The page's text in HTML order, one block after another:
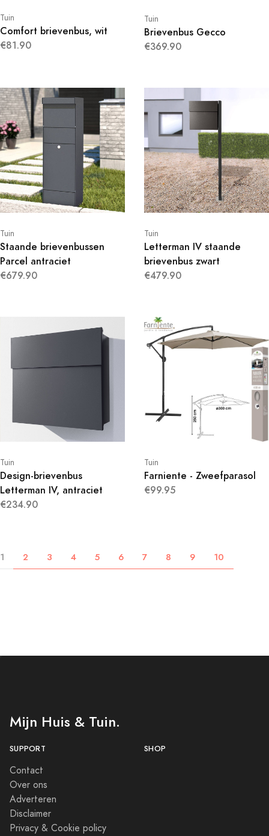
Tuin
Comfort brievenbus, wit
€81.90
Tuin
Brievenbus Gecco
€369.90
Tuin
Staande brievenbussen
Parcel antraciet
€679.90
Tuin
Letterman IV staande
brievenbus zwart
€479.90
Tuin
Design-brievenbus
Letterman IV, antraciet
€234.90
Tuin
Farniente - Zweefparasol
€99.95
1 2 3 4 5 6 7 8 9 10
Mijn Huis & Tuin.
SUPPORT
Contact
Over ons
Adverteren
Disclaimer
Privacy & Cookie policy
SHOP